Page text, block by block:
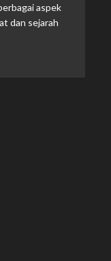
aspek
dan sejarah